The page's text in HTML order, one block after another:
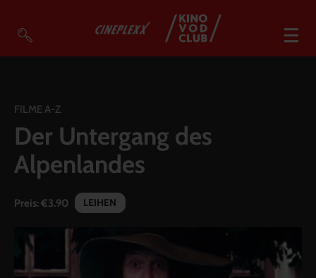
So geht’s
Filmpakete
Gutscheine
Account
Warenkorb
FILME A-Z
Der Untergang des
Alpenlandes
Preis:€3.90 LEIHEN